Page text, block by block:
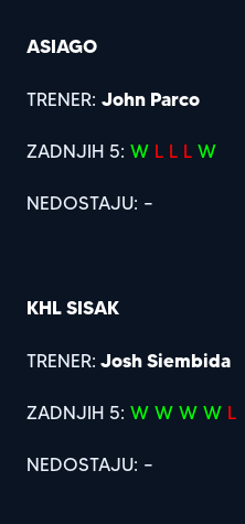
ASIAGO
TRENER: John Parco
ZADNJIH 5: W L L L W
NEDOSTAJU: –
KHL SISAK
TRENER: Josh Siembida
ZADNJIH 5: W W W W L
NEDOSTAJU: –